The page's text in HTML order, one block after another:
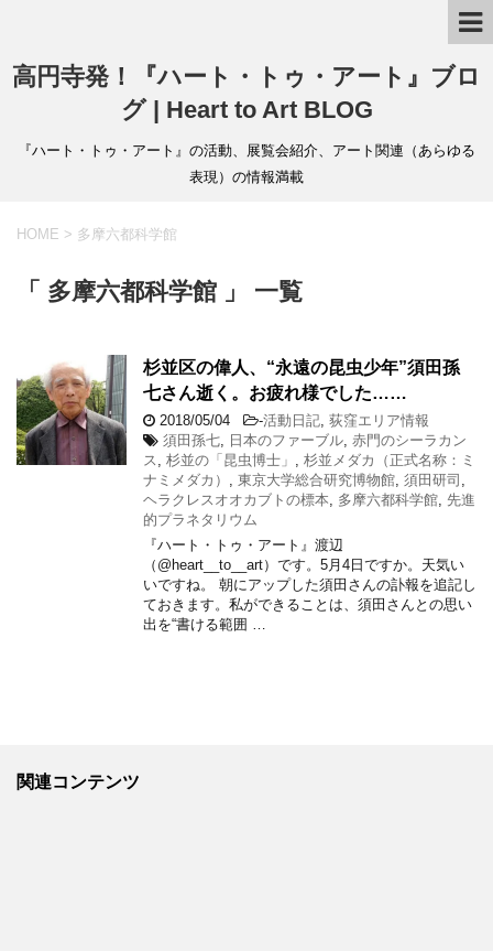
高円寺発！『ハート・トゥ・アート』ブロ
グ | Heart to Art BLOG
『ハート・トゥ・アート』の活動、展覧会紹介、アート関連（あらゆる
表現）の情報満載
HOME > 多摩六都科学館
「 多摩六都科学館 」 一覧
杉並区の偉人、“永遠の昆虫少年”須田孫
七さん逝く。お疲れ様でした……
2018/05/04 -活動日記 荻窪エリア情報
須田孫七
日本のファーブル 赤門のシーラカン
ス
杉並の「昆虫博士」
杉並メダカ（正式名称：ミ
ナミメダカ）
東京大学総合研究博物館 須田研司
ヘラクレスオオカブトの標本
多摩六都科学館 先進
的プラネタリウム
『ハート・トゥ・アート』渡辺
（@heart__to__art）です。5月4日ですか。天気い
いですね。 朝にアップした須田さんの訃報を追記し
ておきます。私ができることは、須田さんとの思い
出を“書ける範囲 …
関連コンテンツ